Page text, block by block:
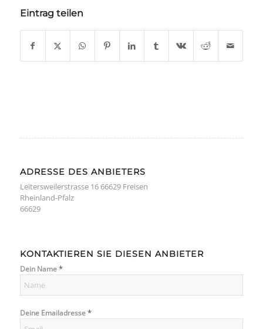
Eintrag teilen
ADRESSE DES ANBIETERS
Leitersweilerstrasse 16 66629 Freisen
Rheinland-Pfalz
66629
KONTAKTIEREN SIE DIESEN ANBIETER
Dein Name*
Deine Emailadresse*